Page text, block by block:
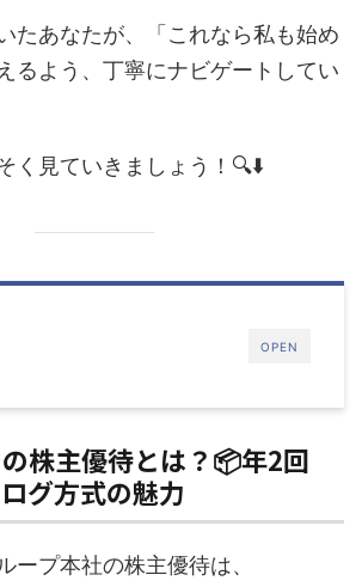
たあなたが、「これなら私も始め
るよう、丁寧にナビゲートしてい
く見ていきましょう！🔍⬇️
OPEN
株主優待とは？📦年2回
グ方式の魅力
ープ本社の株主優待は、